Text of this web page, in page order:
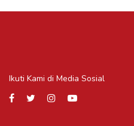
Ikuti Kami di Media Sosial